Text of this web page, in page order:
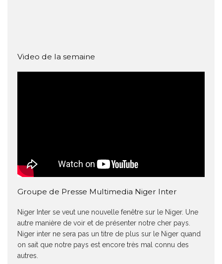
Video de la semaine
Groupe de Presse Multimedia Niger Inter
Niger Inter se veut une nouvelle fenêtre sur le Niger. Une
autre manière de voir et de présenter notre cher pays.
Niger inter ne sera pas un titre de plus sur le Niger quand
on sait que notre pays est encore très mal connu des
autres.